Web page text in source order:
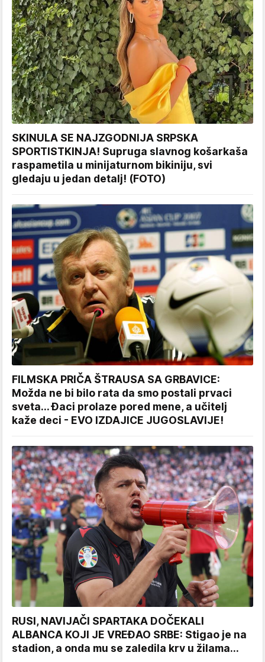
SKINULA SE NAJZGODNIJA SRPSKA
SPORTISTKINJA! Supruga slavnog košarkaša
raspametila u minijaturnom bikiniju, svi
gledaju u jedan detalj! (FOTO)
FILMSKA PRIČA ŠTRAUSA SA GRBAVICE:
Možda ne bi bilo rata da smo postali prvaci
sveta... Đaci prolaze pored mene, a učitelj
kaže deci - EVO IZDAJICE JUGOSLAVIJE!
RUSI, NAVIJAČI SPARTAKA DOČEKALI
ALBANCA KOJI JE VREĐAO SRBE: Stigao je na
stadion, a onda mu se zaledila krv u žilama...